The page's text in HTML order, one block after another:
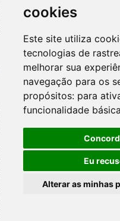
cookies
Este site utiliza
tecnologias de
melhorar sua
navegação para os
propósitos: para
funcionalidade
Eu
Alterar as minhas